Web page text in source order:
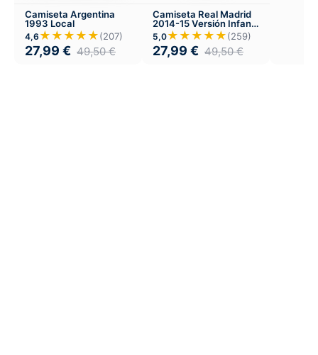
Camiseta Argentina
1993 Local
4,6 ★★★★★(207)
27,99 € 49,50€
Camiseta Real Madrid
2014-15 Versión Infantil
Tercera
5,0★★★★★(259)
27,99 € 49,50€